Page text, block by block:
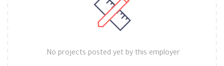
No projects posted yet by this employer.